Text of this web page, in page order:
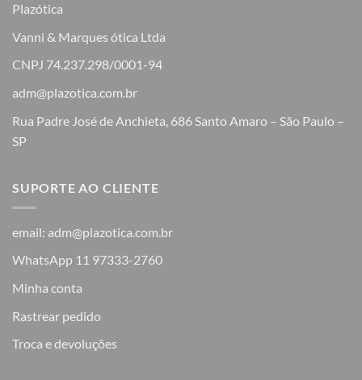
Plazótica
Vanni & Marques ótica Ltda
CNPJ 74.237.298/0001-94
adm@plazotica.com.br
Rua Padre José de Anchieta, 686 Santo Amaro – São Paulo –
SP
SUPORTE AO CLIENTE
email: adm@plazotica.com.br
WhatsApp 11 97333-2760
Minha conta
Rastrear pedido
Troca e devoluções